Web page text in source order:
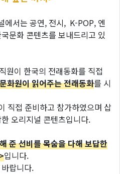
에서는 공연, 전시, K-POP, 엔
문화 콘텐츠를 보내드리고 있
원이 한국의 전래동화를 직접
화원이 읽어주는 전래동화를 시
직접 준비하고 참가하였으며 삽
오리지널 콘텐츠입니다.
준 선비를 목숨을 다해 보답한
입니다.
랍니다.